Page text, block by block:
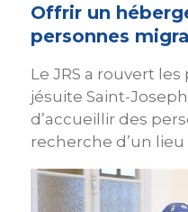
Offrir un
personnes
Le JRS a rouvert
jésuite Saint-
d’accueillir des
recherche d’un